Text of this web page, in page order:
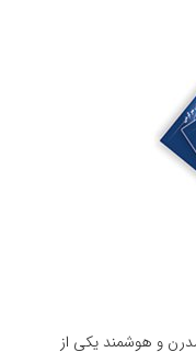
و هوشمند یکی از